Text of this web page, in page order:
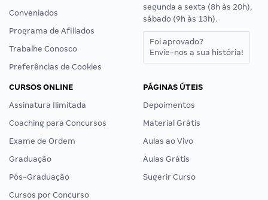
Conveniados
Programa de Afiliados
Trabalhe Conosco
Preferências de Cookies
segunda a sexta (8h às 20h),
sábado (9h às 13h).
Foi aprovado?
Envie-nos a sua história!
CURSOS ONLINE
Assinatura Ilimitada
Coaching para Concursos
Exame de Ordem
Graduação
Pós-Graduação
Cursos por Concurso
PÁGINAS ÚTEIS
Depoimentos
Material Grátis
Aulas ao Vivo
Aulas Grátis
Sugerir Curso